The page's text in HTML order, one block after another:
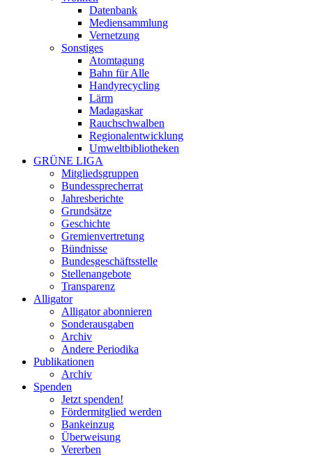
Datenbank
Mediensammlung
Vernetzung
Sonstiges
Atomtagung
Bahn für Alle
Handyrecycling
Lärm
Madagaskar
Rauchschwalben
Regionalentwicklung
Umweltbibliotheken
GRÜNE LIGA
Mitgliedsgruppen
Bundessprecherrat
Jahresberichte
Grundsätze
Geschichte
Gremienvertretung
Bündnisse
Bundesgeschäftsstelle
Stellenangebote
Transparenz
Alligator
Alligator abonnieren
Sonderausgaben
Archiv
Andere Periodika
Publikationen
Archiv
Spenden
Jetzt spenden!
Fördermitglied werden
Bankeinzug
Überweisung
Vererben